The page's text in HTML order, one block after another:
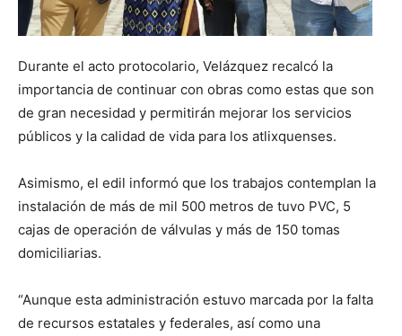
Durante el acto protocolario, Velázquez recalcó la
importancia de continuar con obras como estas que son
de gran necesidad y permitirán mejorar los servicios
públicos y la calidad de vida para los atlixquenses.
Asimismo, el edil informó que los trabajos contemplan la
instalación de más de mil 500 metros de tuvo PVC, 5
cajas de operación de válvulas y más de 150 tomas
domiciliarias.
“Aunque esta administración estuvo marcada por la falta
de recursos estatales y federales, así como una